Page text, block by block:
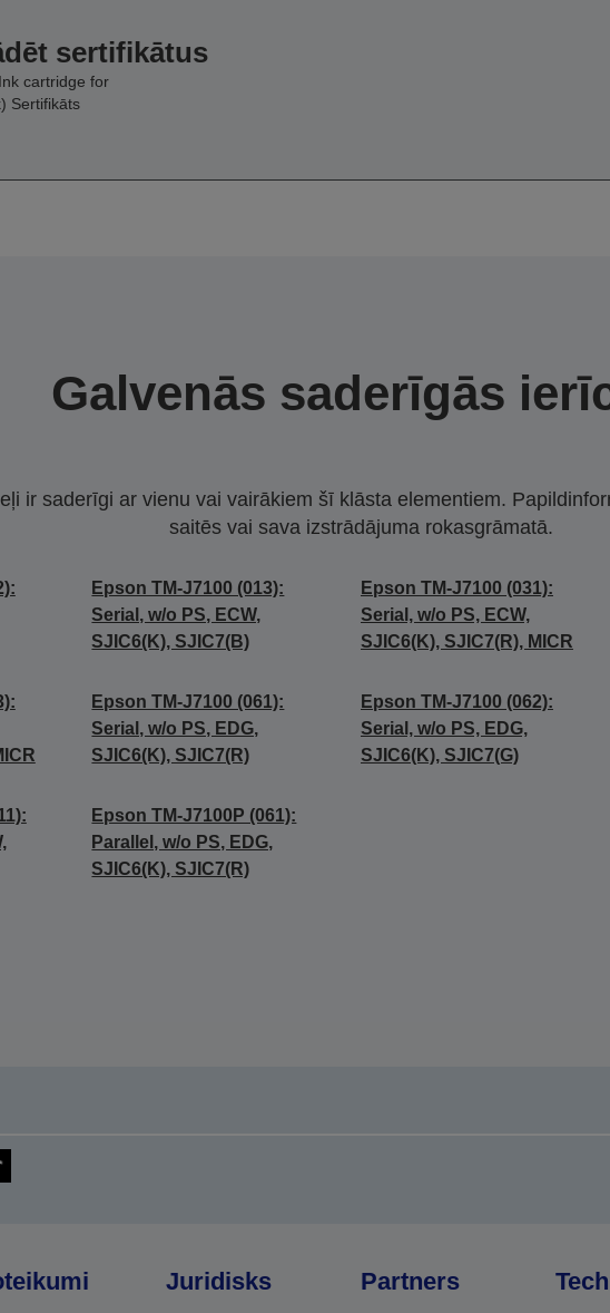
sertifikātus
cartridge for
Sertifikāts
Galvenās saderīgās
ir saderīgi ar vienu vai vairākiem šī klāsta elementiem.
saitēs vai sava izstrādājuma rokasgrāmatā.
Epson TM-J7100 (013):
Serial, w/o PS, ECW,
SJIC6(K), SJIC7(B)
Epson TM-J7100 (031):
Serial, w/o PS, ECW,
SJIC6(K), SJIC7(R), MICR
Epson TM-J7100 (061):
Serial, w/o PS, EDG,
SJIC6(K), SJIC7(R)
Epson TM-J7100 (062):
Serial, w/o PS, EDG,
SJIC6(K), SJIC7(G)
Epson TM-J7100P (061):
Parallel, w/o PS, EDG,
SJIC6(K), SJIC7(R)
Juridisks Partners